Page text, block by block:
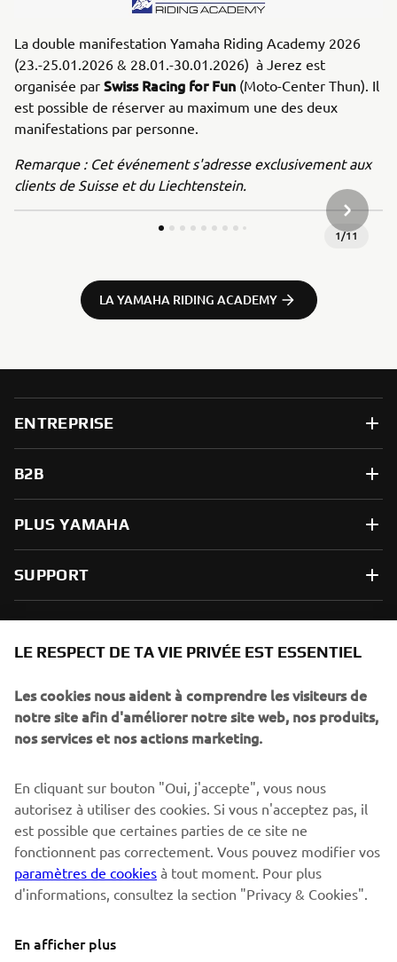
La double manifestation Yamaha Riding Academy 2026
(23.-25.01.2026 & 28.01.-30.01.2026) à Jerez est
organisée par Swiss Racing for Fun (Moto-Center Thun). Il
est possible de réserver au maximum une des deux
manifestations par personne.
Remarque : Cet événement s'adresse exclusivement aux
clients de Suisse et du Liechtenstein.
1/11
LA YAMAHA RIDING ACADEMY
ENTREPRISE
B2B
PLUS YAMAHA
SUPPORT
spéciaux, les lancements de produits, etc.
S'ABONNER
Lisez notre politique de confidentialité pour savoir comment
nous traitons vos données personnelles : Politique de
Confidentialité
LE RESPECT DE TA VIE PRIVÉE EST ESSENTIEL
Les cookies nous aident à comprendre les visiteurs de
notre site afin d'améliorer notre site web, nos produits,
nos services et nos actions marketing.
En cliquant sur bouton "Oui, j'accepte", vous nous
autorisez à utiliser des cookies. Si vous n'acceptez pas, il
est possible que certaines parties de ce site ne
fonctionnent pas correctement. Vous pouvez modifier vos
paramètres de cookies à tout moment. Pour plus
d'informations, consultez la section "Privacy & Cookies".
En afficher plus